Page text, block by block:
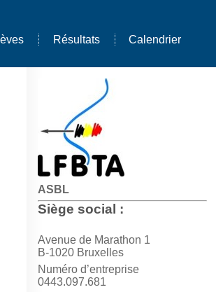
Résultats Calendrier
ASBL
Siège social :
Avenue de Marathon 1
B-1020 Bruxelles
Numéro d’entreprise
0443.097.681